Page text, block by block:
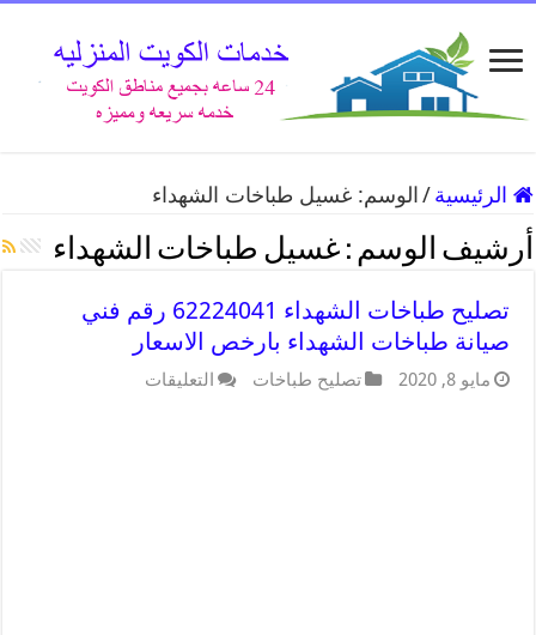
الرئيسية / الوسم:غسيل طباخات الشهداء
أرشيف الوسم : غسيل طباخات الشهداء
تصليح طباخات الشهداء 62224041 رقم فني
صيانة طباخات الشهداء بارخص الاسعار
مايو 8, 2020 تصليح طباخات التعليقات